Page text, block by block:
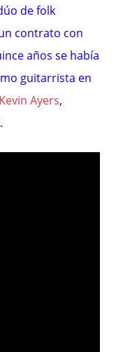
de folk
contrato con
años se había
guitarrista en
Kevin Ayers,
.